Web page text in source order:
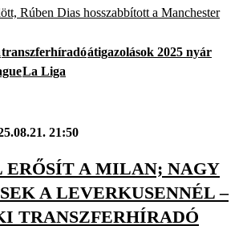
Rúben Dias hosszabbított a Manchester
transzferhíradóátigazolások 2025 nyár
La Liga
21:50
ERŐSÍT A MILAN; NAGY
A LEVERKUSENNÉL –
TRANSZFERHÍRADÓ